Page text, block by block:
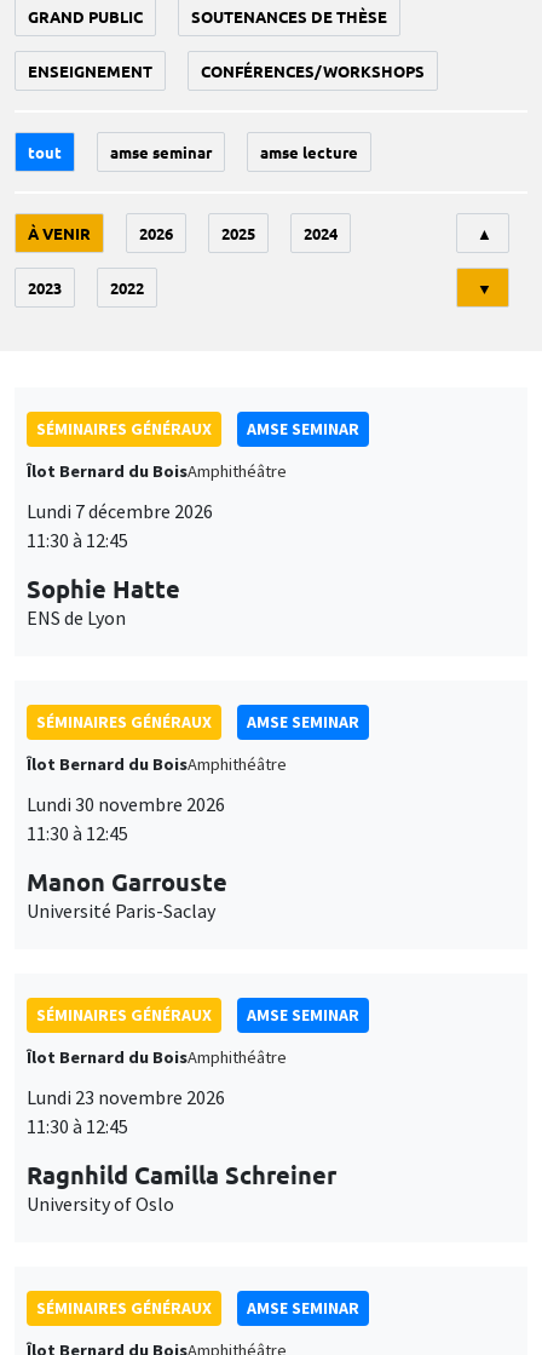
GRAND PUBLIC SOUTENANCES DE THÈSE
ENSEIGNEMENT CONFÉRENCES/WORKSHOPS
tout amse seminar amse lecture
À VENIR 2026 2025 2024
2023 2022
▲
▼
SÉMINAIRES GÉNÉRAUX
AMSE SEMINAR
Îlot Bernard du BoisAmphithéâtre
Lundi 7 décembre 2026
11:30 à 12:45
Sophie Hatte
ENS de Lyon
SÉMINAIRES GÉNÉRAUX
AMSE SEMINAR
Îlot Bernard du BoisAmphithéâtre
Lundi 30 novembre 2026
11:30 à 12:45
Manon Garrouste
Université Paris-Saclay
SÉMINAIRES GÉNÉRAUX
AMSE SEMINAR
Îlot Bernard du BoisAmphithéâtre
Lundi 23 novembre 2026
11:30 à 12:45
Ragnhild Camilla Schreiner
University of Oslo
SÉMINAIRES GÉNÉRAUX
AMSE SEMINAR
Îlot Bernard du BoisAmphithéâtre